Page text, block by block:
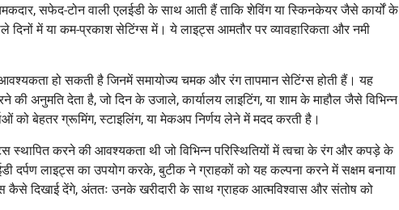
सफेद-टोन वाली एलईडी के साथ आती हैं ताकि शेविंग या स्किनकेयर जैसे कार्यों के
में या कम-प्रकाश सेटिंग्स में। ये लाइट्स आमतौर पर व्यावहारिकता और नमी
हो सकती है जिनमें समायोज्य चमक और रंग तापमान सेटिंग्स होती हैं। यह
की अनुमति देता है, जो दिन के उजाले, कार्यालय लाइटिंग, या शाम के माहौल जैसे विभिन्न
को बेहतर ग्रूमिंग, स्टाइलिंग, या मेकअप निर्णय लेने में मदद करती है।
करने की आवश्यकता थी जो विभिन्न परिस्थितियों में त्वचा के रंग और कपड़े के
दर्पण लाइट्स का उपयोग करके, बुटीक ने ग्राहकों को यह कल्पना करने में सक्षम बनाया
कैसे दिखाई देंगे, अंततः उनके खरीदारी के साथ ग्राहक आत्मविश्वास और संतोष को